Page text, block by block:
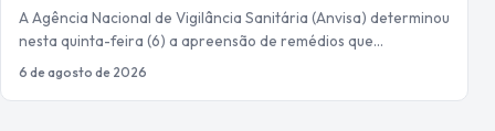
A Agência Nacional de Vigilância Sanitária (Anvisa) determinou
nesta quinta-feira (6) a apreensão de remédios que…
6 de agosto de 2026